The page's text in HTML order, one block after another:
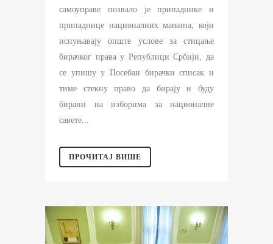
самоуправе позвало је припаднике и
припаднице националних мањина, који
испуњавају опште услове за стицање
бирачког права у Републици Србији, да
се упишу у Посебан бирачки списак и
тиме стекну право да бирају и буду
бирани на изборима за националне
савете...
ПРОЧИТАЈ ВИШЕ